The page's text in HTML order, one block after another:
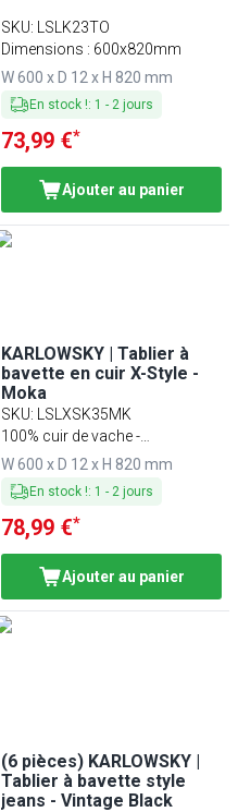
SKU:
LSLK23TO
Dimensions : 600x820mm
W 600 x D 12 x H 820 mm
En stock !: 1 - 2 jours
73,99 €*
Ajouter au panier
KARLOWSKY | Tablier à
bavette en cuir X-Style -
Moka
SKU: LSLXSK35MK
100% cuir de vache -
Dimensions : 60 x 82 cm
W 600 x D 12 x H 820 mm
En stock !: 1 - 2 jours
78,99 €*
Ajouter au panier
(6 pièces) KARLOWSKY |
Tablier à bavette style
jeans - Vintage Black